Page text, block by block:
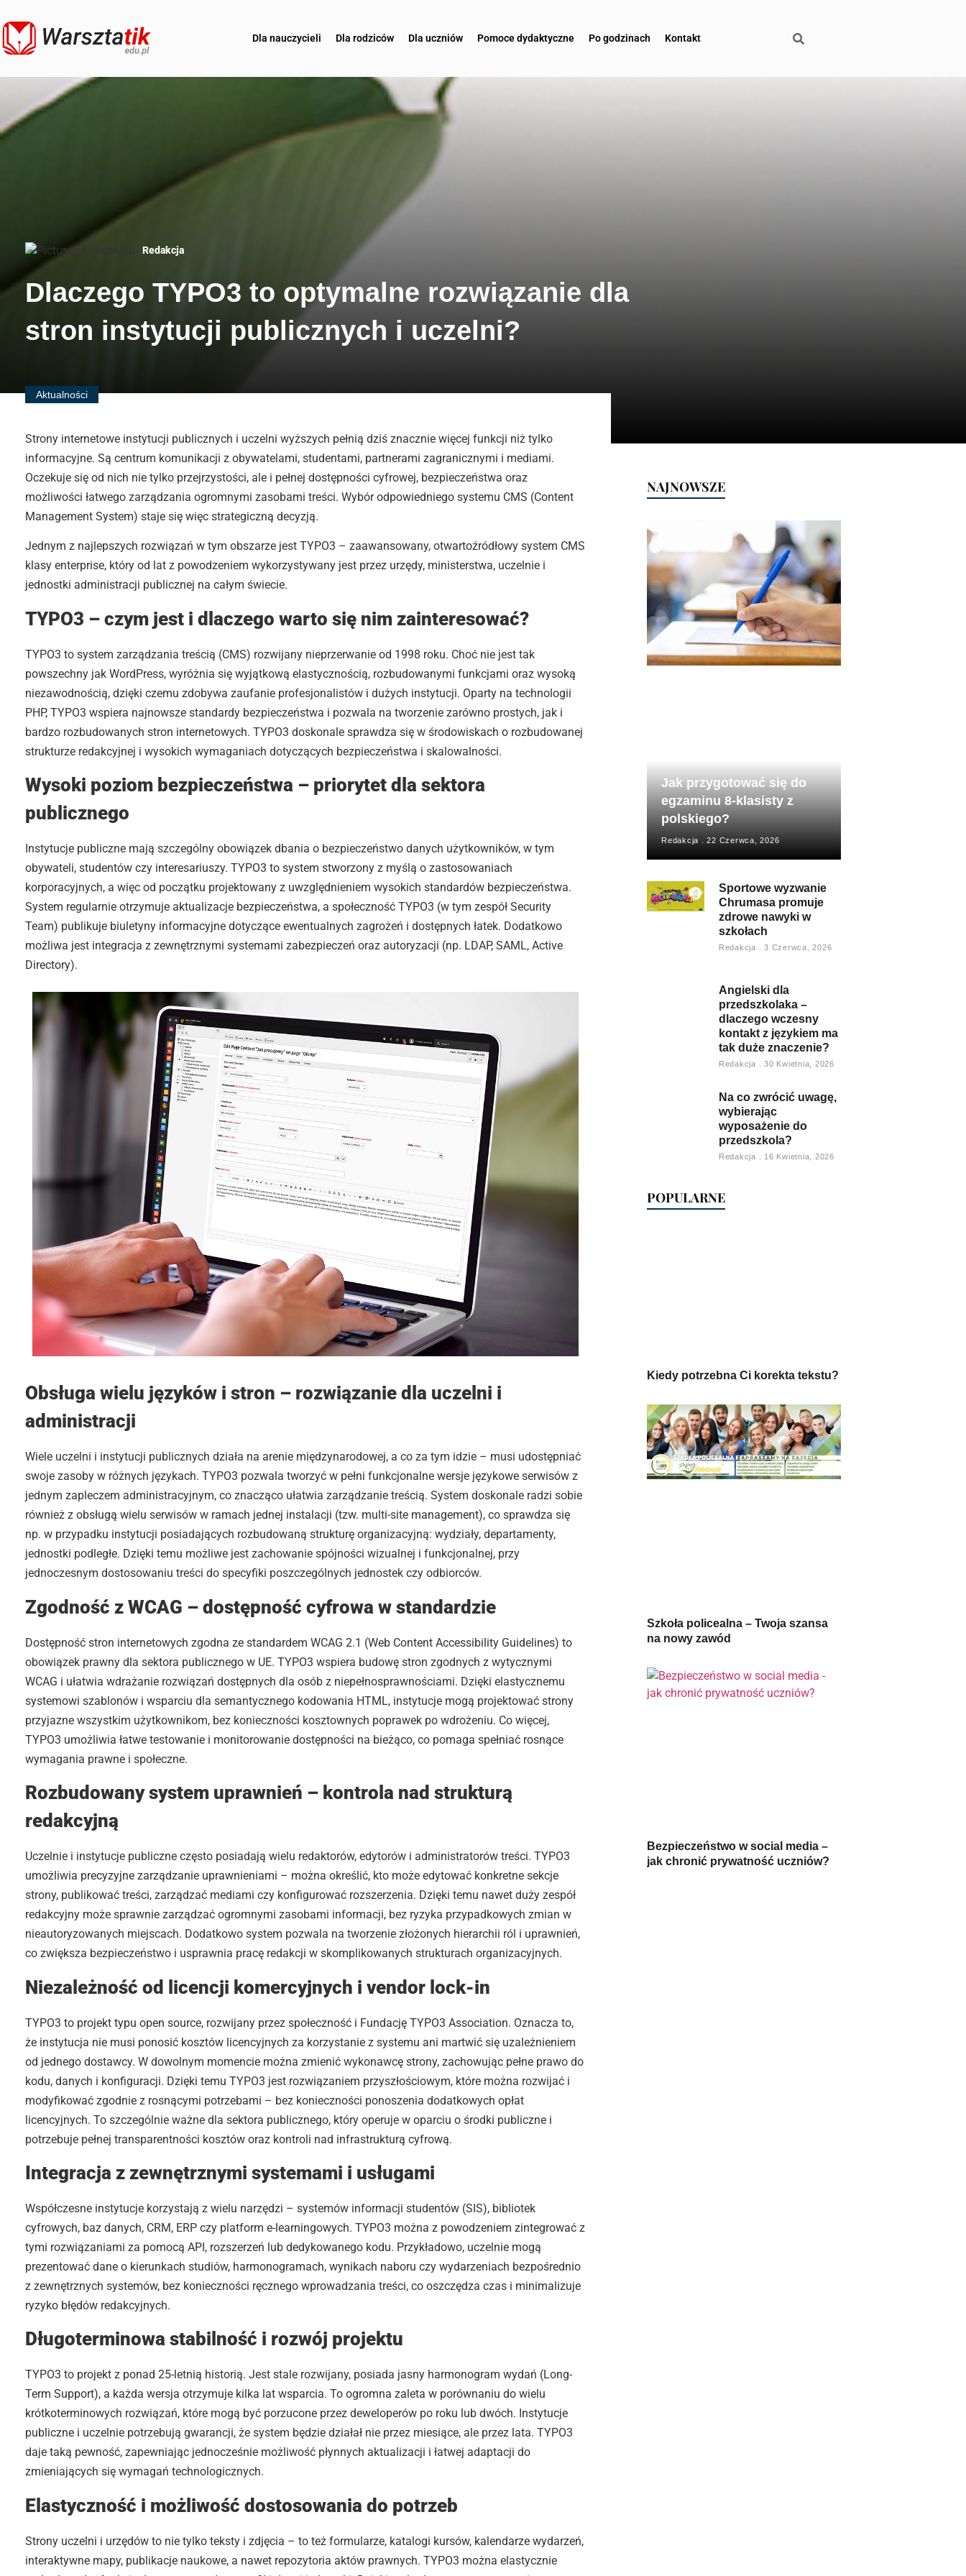
Dla nauczycieli Dla rodziców Dla uczniów Pomoce dydaktyczne Po godzinach Kontakt
Redakcja
Dlaczego TYPO3 to optymalne rozwiązanie dla
stron instytucji publicznych i uczelni?
Aktualności
Strony internetowe instytucji publicznych i uczelni wyższych pełnią dziś znacznie więcej funkcji niż tylko
informacyjne. Są centrum komunikacji z obywatelami, studentami, partnerami zagranicznymi i mediami.
Oczekuje się od nich nie tylko przejrzystości, ale i pełnej dostępności cyfrowej, bezpieczeństwa oraz
możliwości łatwego zarządzania ogromnymi zasobami treści. Wybór odpowiedniego systemu CMS (Content
Management System) staje się więc strategiczną decyzją.
Jednym z najlepszych rozwiązań w tym obszarze jest TYPO3 – zaawansowany, otwartoźródłowy system CMS
klasy enterprise, który od lat z powodzeniem wykorzystywany jest przez urzędy, ministerstwa, uczelnie i
jednostki administracji publicznej na całym świecie.
TYPO3 – czym jest i dlaczego warto się nim zainteresować?
TYPO3 to system zarządzania treścią (CMS) rozwijany nieprzerwanie od 1998 roku. Choć nie jest tak
powszechny jak WordPress, wyróżnia się wyjątkową elastycznością, rozbudowanymi funkcjami oraz wysoką
niezawodnością, dzięki czemu zdobywa zaufanie profesjonalistów i dużych instytucji. Oparty na technologii
PHP, TYPO3 wspiera najnowsze standardy bezpieczeństwa i pozwala na tworzenie zarówno prostych, jak i
bardzo rozbudowanych stron internetowych. TYPO3 doskonale sprawdza się w środowiskach o rozbudowanej
strukturze redakcyjnej i wysokich wymaganiach dotyczących bezpieczeństwa i skalowalności.
Wysoki poziom bezpieczeństwa – priorytet dla sektora
publicznego
Instytucje publiczne mają szczególny obowiązek dbania o bezpieczeństwo danych użytkowników, w tym
obywateli, studentów czy interesariuszy. TYPO3 to system stworzony z myślą o zastosowaniach
korporacyjnych, a więc od początku projektowany z uwzględnieniem wysokich standardów bezpieczeństwa.
System regularnie otrzymuje aktualizacje bezpieczeństwa, a społeczność TYPO3 (w tym zespół Security
Team) publikuje biuletyny informacyjne dotyczące ewentualnych zagrożeń i dostępnych łatek. Dodatkowo
możliwa jest integracja z zewnętrznymi systemami zabezpieczeń oraz autoryzacji (np. LDAP, SAML, Active
Directory).
Obsługa wielu języków i stron – rozwiązanie dla uczelni i
administracji
Wiele uczelni i instytucji publicznych działa na arenie międzynarodowej, a co za tym idzie – musi udostępniać
swoje zasoby w różnych językach. TYPO3 pozwala tworzyć w pełni funkcjonalne wersje językowe serwisów z
jednym zapleczem administracyjnym, co znacząco ułatwia zarządzanie treścią. System doskonale radzi sobie
również z obsługą wielu serwisów w ramach jednej instalacji (tzw. multi-site management), co sprawdza się
np. w przypadku instytucji posiadających rozbudowaną strukturę organizacyjną: wydziały, departamenty,
jednostki podległe. Dzięki temu możliwe jest zachowanie spójności wizualnej i funkcjonalnej, przy
jednoczesnym dostosowaniu treści do specyfiki poszczególnych jednostek czy odbiorców.
Zgodność z WCAG – dostępność cyfrowa w standardzie
Dostępność stron internetowych zgodna ze standardem WCAG 2.1 (Web Content Accessibility Guidelines) to
obowiązek prawny dla sektora publicznego w UE. TYPO3 wspiera budowę stron zgodnych z wytycznymi
WCAG i ułatwia wdrażanie rozwiązań dostępnych dla osób z niepełnosprawnościami. Dzięki elastycznemu
systemowi szablonów i wsparciu dla semantycznego kodowania HTML, instytucje mogą projektować strony
przyjazne wszystkim użytkownikom, bez konieczności kosztownych poprawek po wdrożeniu. Co więcej,
TYPO3 umożliwia łatwe testowanie i monitorowanie dostępności na bieżąco, co pomaga spełniać rosnące
wymagania prawne i społeczne.
Rozbudowany system uprawnień – kontrola nad strukturą
redakcyjną
Uczelnie i instytucje publiczne często posiadają wielu redaktorów, edytorów i administratorów treści. TYPO3
umożliwia precyzyjne zarządzanie uprawnieniami – można określić, kto może edytować konkretne sekcje
strony, publikować treści, zarządzać mediami czy konfigurować rozszerzenia. Dzięki temu nawet duży zespół
redakcyjny może sprawnie zarządzać ogromnymi zasobami informacji, bez ryzyka przypadkowych zmian w
nieautoryzowanych miejscach. Dodatkowo system pozwala na tworzenie złożonych hierarchii ról i uprawnień,
co zwiększa bezpieczeństwo i usprawnia pracę redakcji w skomplikowanych strukturach organizacyjnych.
Niezależność od licencji komercyjnych i vendor lock-in
TYPO3 to projekt typu open source, rozwijany przez społeczność i Fundację TYPO3 Association. Oznacza to,
że instytucja nie musi ponosić kosztów licencyjnych za korzystanie z systemu ani martwić się uzależnieniem
od jednego dostawcy. W dowolnym momencie można zmienić wykonawcę strony, zachowując pełne prawo do
kodu, danych i konfiguracji. Dzięki temu TYPO3 jest rozwiązaniem przyszłościowym, które można rozwijać i
modyfikować zgodnie z rosnącymi potrzebami – bez konieczności ponoszenia dodatkowych opłat
licencyjnych. To szczególnie ważne dla sektora publicznego, który operuje w oparciu o środki publiczne i
potrzebuje pełnej transparentności kosztów oraz kontroli nad infrastrukturą cyfrową.
Integracja z zewnętrznymi systemami i usługami
Współczesne instytucje korzystają z wielu narzędzi – systemów informacji studentów (SIS), bibliotek
cyfrowych, baz danych, CRM, ERP czy platform e-learningowych. TYPO3 można z powodzeniem zintegrować z
tymi rozwiązaniami za pomocą API, rozszerzeń lub dedykowanego kodu. Przykładowo, uczelnie mogą
prezentować dane o kierunkach studiów, harmonogramach, wynikach naboru czy wydarzeniach bezpośrednio
z zewnętrznych systemów, bez konieczności ręcznego wprowadzania treści, co oszczędza czas i minimalizuje
ryzyko błędów redakcyjnych.
Długoterminowa stabilność i rozwój projektu
TYPO3 to projekt z ponad 25-letnią historią. Jest stale rozwijany, posiada jasny harmonogram wydań (Long-
Term Support), a każda wersja otrzymuje kilka lat wsparcia. To ogromna zaleta w porównaniu do wielu
krótkoterminowych rozwiązań, które mogą być porzucone przez deweloperów po roku lub dwóch. Instytucje
publiczne i uczelnie potrzebują gwarancji, że system będzie działał nie przez miesiące, ale przez lata. TYPO3
daje taką pewność, zapewniając jednocześnie możliwość płynnych aktualizacji i łatwej adaptacji do
zmieniających się wymagań technologicznych.
Elastyczność i możliwość dostosowania do potrzeb
Strony uczelni i urzędów to nie tylko teksty i zdjęcia – to też formularze, katalogi kursów, kalendarze wydarzeń,
interaktywne mapy, publikacje naukowe, a nawet repozytoria aktów prawnych. TYPO3 można elastycznie
NAJNOWSZE
Jak przygotować się do
egzaminu 8-klasisty z
polskiego?
Redakcja 22 Czerwca, 2026
Sportowe wyzwanie
Chrumasa promuje
zdrowe nawyki w
szkołach
Redakcja 3 Czerwca, 2026
Angielski dla
przedszkolaka –
dlaczego wczesny
kontakt z językiem ma
tak duże znaczenie?
Redakcja 30 Kwietnia, 2026
Na co zwrócić uwagę,
wybierając
wyposażenie do
przedszkola?
Redakcja 16 Kwietnia, 2026
POPULARNE
Kiedy potrzebna Ci korekta tekstu?
Szkoła policealna – Twoja szansa
na nowy zawód
Bezpieczeństwo w social media –
jak chronić prywatność uczniów?